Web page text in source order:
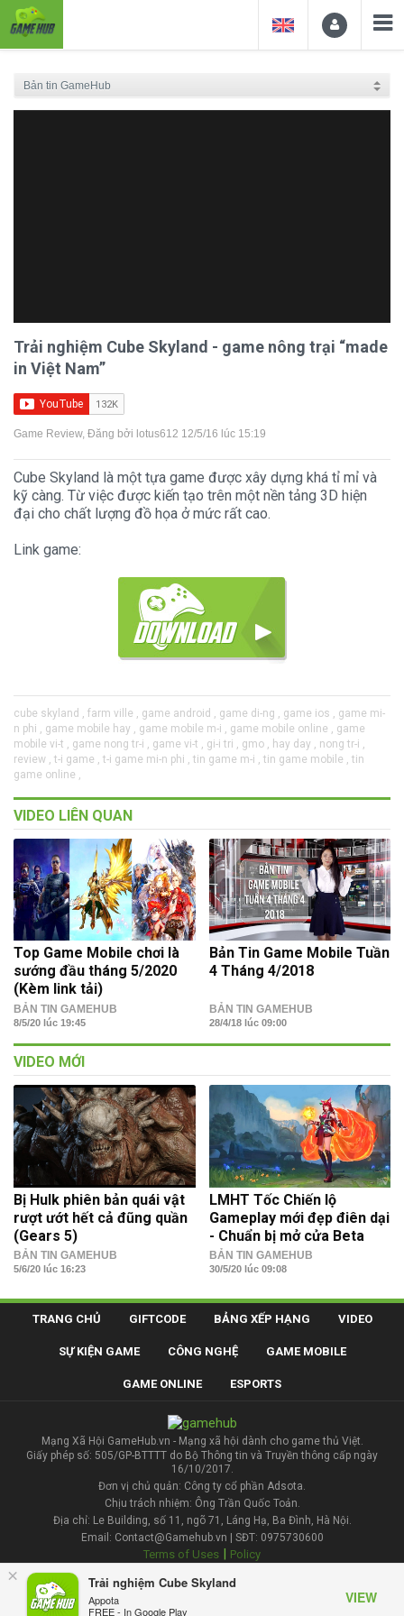
× Trải nghiệm Cube Skyland
Appota
FREE - In Google Play
VIEW
Trải nghiệm Cube Skyland - game nông trại “made
in Việt Nam”
Game Review, Đăng bởi lotus612 12/5/16 lúc 15:19
Cube Skyland là một tựa game được xây dựng khá tỉ mỉ và
kỹ càng. Từ việc được kiến tạo trên một nền tảng 3D hiện
đại cho chất lượng đồ họa ở mức rất cao.
Link game:
cube skyland , farm ville , game android , game di-ng , game ios , game mi-
n phi , game mobile hay , game mobile m-i , game mobile online , game
mobile vi-t , game nong tr-i , game vi-t , gi-i tri , gmo , hay day , nong tr-i ,
review , t-i game , t-i game mi-n phi , tin game m-i , tin game mobile , tin
game online ,
VIDEO LIÊN QUAN
Top Game Mobile chơi là
sướng đầu tháng 5/2020
(Kèm link tải)
BẢN TIN GAMEHUB
8/5/20 lúc 19:45
Bản Tin Game Mobile Tuần
4 Tháng 4/2018
BẢN TIN GAMEHUB
28/4/18 lúc 09:00
VIDEO MỚI
Bị Hulk phiên bản quái vật
rượt ướt hết cả đũng quần
(Gears 5)
BẢN TIN GAMEHUB
5/6/20 lúc 16:23
LMHT Tốc Chiến lộ
Gameplay mới đẹp điên dại
- Chuẩn bị mở cửa Beta
BẢN TIN GAMEHUB
30/5/20 lúc 09:08
TRANG CHỦ GIFTCODE BẢNG XẾP HẠNG VIDEO
SỰ KIỆN GAME CÔNG NGHỆ GAME MOBILE
GAME ONLINE ESPORTS
Mạng Xã Hội GameHub.vn - Mạng xã hội dành cho game thủ Việt.
Giấy phép số: 505/GP-BTTTT do Bộ Thông tin và Truyền thông cấp ngày
16/10/2017.
Đơn vị chủ quản: Công ty cổ phần Adsota.
Chịu trách nhiệm: Ông Trần Quốc Toản.
Địa chỉ: Le Building, số 11, ngõ 71, Láng Hạ, Ba Đình, Hà Nội.
Email: Contact@Gamehub.vn | SĐT: 0975730600
Terms of Uses | Policy
Liên hệ đăng bài